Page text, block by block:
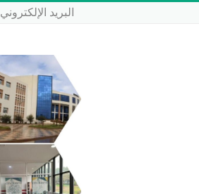
البريد الإلكتروني